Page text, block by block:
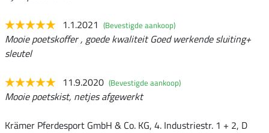
1.1.2021 (Bevestigde aankoop)
Mooie poetskoffer , goede kwaliteit Goed werkende sluiting+
sleutel
11.9.2020 (Bevestigde aankoop)
Mooie poetskist, netjes afgewerkt
Krämer Pferdesport GmbH & Co. KG, 4. Industriestr. 1 + 2, D